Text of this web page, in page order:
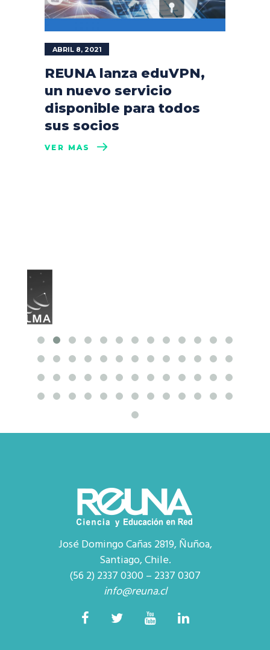
ABRIL 8, 2021
REUNA lanza eduVPN,
un nuevo servicio
disponible para todos
sus socios
VER MÁS
José Domingo Cañas 2819, Ñuñoa,
Santiago, Chile.
(56 2) 2337 0300 – 2337 0307
info@reuna.cl